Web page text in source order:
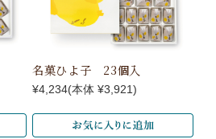
名菓ひよ子 23個入
¥4,234(本体 ¥3,921)